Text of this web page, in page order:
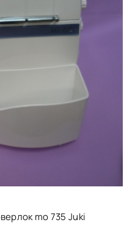
mo 735 Juki